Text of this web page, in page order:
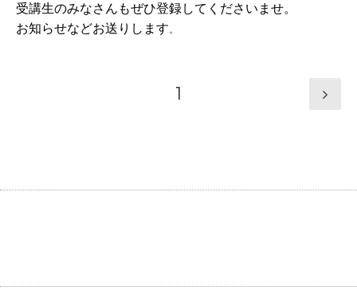
受講生のみなさんもぜひ登録してくださいませ。
お知らせなどお送りします 。
1